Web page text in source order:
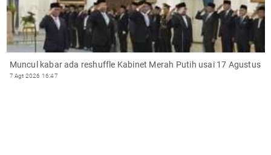
Muncul kabar ada reshuffle Kabinet Merah Putih usai 17 Agustus
7 Agt 2026 16:47